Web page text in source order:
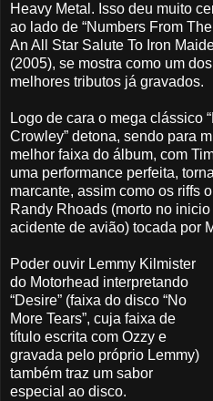
Heavy Metal. Isso deu muito
ao lado de “Numbers From
An All Star Salute To Iron
(2005), se mostra como um dos
melhores tributos já gravados.
Logo de cara o mega clássico
Crowley” detona, sendo para
melhor faixa do álbum, com
uma performance perfeita,
marcante, assim como os riffs
Randy Rhoads (morto no
acidente de avião) tocada por
Poder ouvir Lemmy Kilmister
do Motorhead interpretando
“Desire” (faixa do disco “No
More Tears”, cuja faixa de
título escrita com Ozzy e
gravada pelo próprio Lemmy)
também traz um sabor
especial ao disco.